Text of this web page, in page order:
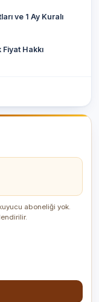
ve 1 Ay Kuralı
Fiyat Hakkı
aboneliği yok.